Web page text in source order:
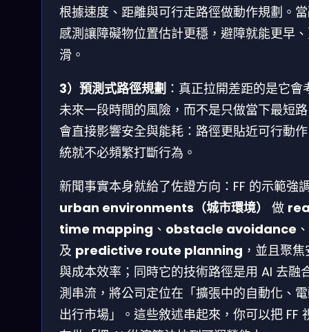
根據速度、距離與可行走路徑做動作規劃。
感測讓障礙物位置估計更穩，避障就能更早
滑。
3）預測式路徑規劃 ：真正拉開差距的是它會
未來一段時間的風險，而不是只做當下最短
會直接影響安全與能耗：路徑更貼近可行動
統就不必頻繁打斷行為。
新聞事實本身就給了佐證方向：FF 的示範強
urban environments（城市環境）
做
time mapping 、 obstacle avoidance
及 predictive route planning ，並且聚
與成本效率；同時它的技術路徑是用 AI 去融
測串流，將公司定位在「擴張中的自動化、
出行市場」。這些敘述串起來，你可以把 FF